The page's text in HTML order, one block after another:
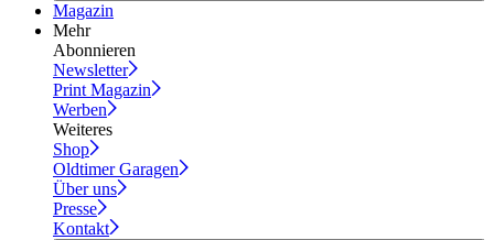
Magazin
Mehr
Abonnieren
Newsletter
Print Magazin
Werben
Weiteres
Shop
Oldtimer Garagen
Über uns
Presse
Kontakt